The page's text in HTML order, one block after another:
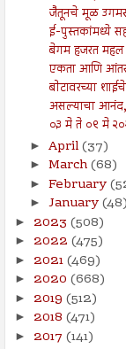
जैतूनचे मूळ
ई-पुस्तकांमध्ये
बेगम हजरत महल
एकता आणि
बोटावरच्या
असल्याचा
०३ मे ते ०९ मे
► April(37)
► March(68)
► February
► January(48)
► 2023 (508)
► 2022 (475)
► 2021(469)
► 2020 (668)
► 2019 (512)
► 2018 (471)
► 2017 (141)